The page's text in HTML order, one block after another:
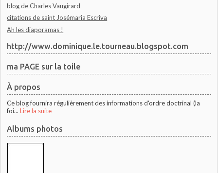
blog de Charles Vaugirard
citations de saint Josémaria Escriva
Ah les diaporamas !
http://www.dominique.le.tourneau.blogspot.com
ma PAGE sur la toile
À propos
Ce blog fournira régulièrement des informations d'ordre doctrinal (la
foi... Lire la suite
Albums photos